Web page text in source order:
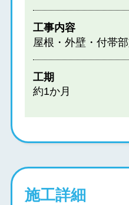
工事内容
屋根・外壁・付帯
工期
約1か月
施工詳細